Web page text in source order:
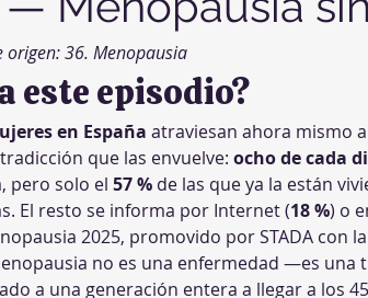
origen: 36. Menopausia
este episodio?
en España atraviesan ahora mismo
que las envuelve: ocho de cada
pero solo el 57 % de las que ya la están
El resto se informa por Internet (18 %) o
2025, promovido por STADA con
no es una enfermedad —es
a una generación entera a llegar a los